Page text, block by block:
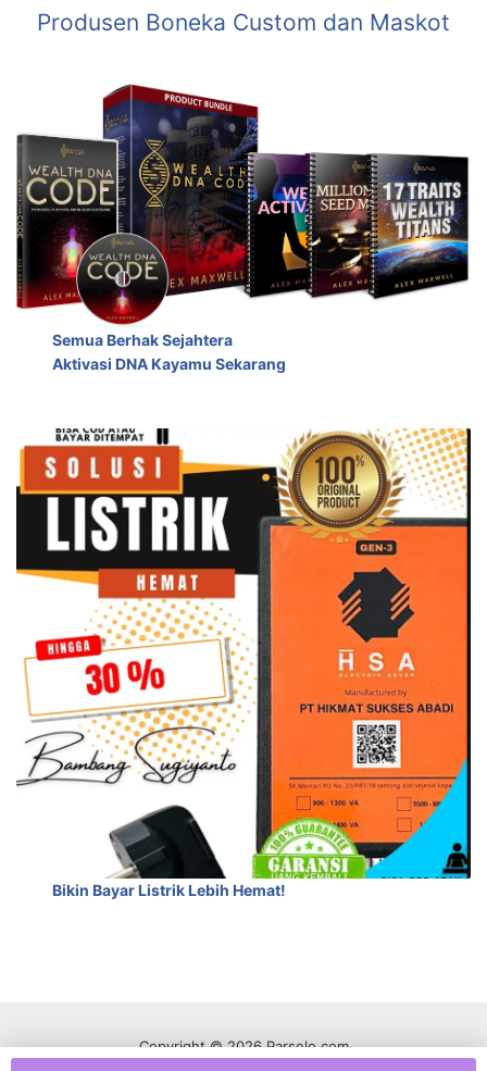
Produsen Boneka Custom dan Maskot
Semua Berhak Sejahtera
Aktivasi DNA Kayamu Sekarang
Bikin Bayar Listrik Lebih Hemat!
Copyright © 2026 Parselo.com